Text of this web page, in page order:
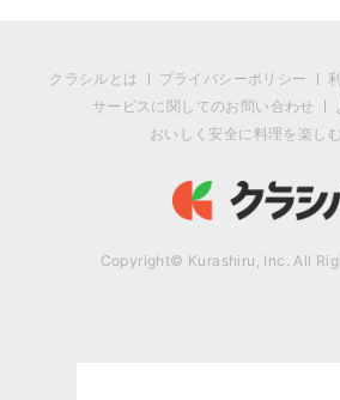
クラシルとは プライバシーポリシー
サービスに関してのお問い合わせ
おいしく安全に料理を楽し
Copyright© Kurashiru, Inc. All